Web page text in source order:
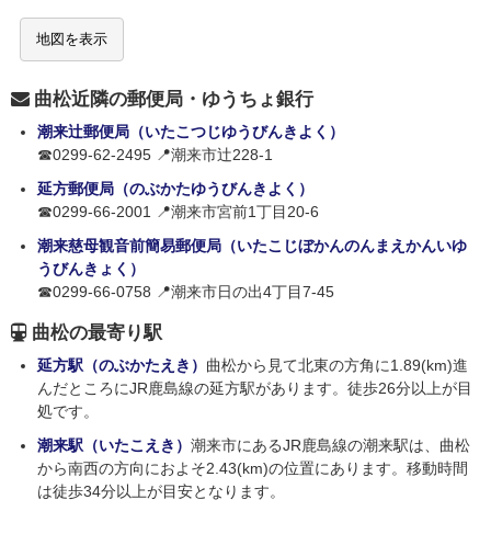
地図を表示
曲松近隣の郵便局・ゆうちょ銀行
潮来辻郵便局（いたこつじゆうびんきよく）
☎0299-62-2495 📍潮来市辻228-1
延方郵便局（のぶかたゆうびんきよく）
☎0299-66-2001 📍潮来市宮前1丁目20-6
潮来慈母観音前簡易郵便局（いたこじぼかんのんまえかんいゆ
うびんきょく）
☎0299-66-0758 📍潮来市日の出4丁目7-45
曲松の最寄り駅
延方駅（のぶかたえき） 曲松から見て北東の方角に1.89(km)進
んだところにJR鹿島線の延方駅があります。徒歩26分以上が目
処です。
潮来駅（いたこえき） 潮来市にあるJR鹿島線の潮来駅は、曲松
から南西の方向におよそ2.43(km)の位置にあります。移動時間
は徒歩34分以上が目安となります。